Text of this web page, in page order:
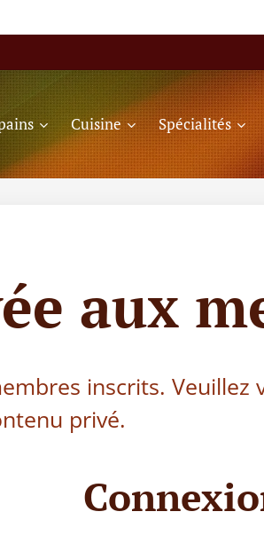
Cuisine Spécialités
aux
inscrits. Veuillez
privé.